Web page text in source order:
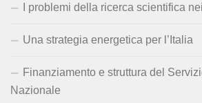
I problemi della ricerca scientifica
Una strategia energetica per l’Italia
Finanziamento e struttura del
Nazionale